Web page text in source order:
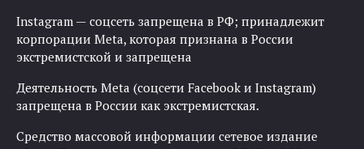
Instagram — соцсеть запрещена в РФ; принадлежит
корпорации Meta, которая признана в России
экстремистской и запрещена
Деятельность Meta (соцсети Facebook и Instagram)
запрещена в России как экстремистская.
Средство массовой информации сетевое издание